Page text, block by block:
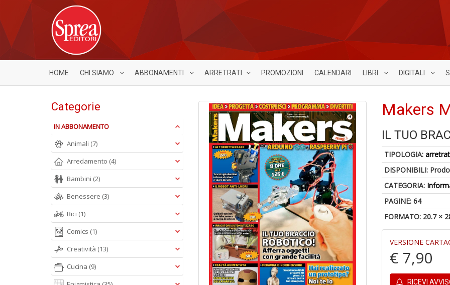
HOME CHI SIAMO ABBONAMENTI ARRETRATI PROMOZIONI CALENDARI LIBRI DIGITALI
Makers
IL TUO
TIPOLOGIA:
DISPONIBILI:
CATEGORIA:
PAGINE: 64
FORMATO: 20.7 ×
VERSIONE
€ 7,90
RICEVI
Categorie
IN ABBONAMENTO
Animali (7)
Arredamento (4)
Bambini (2)
Benessere (3)
Bici (1)
Comics (1)
Creatività (13)
Cucina (9)